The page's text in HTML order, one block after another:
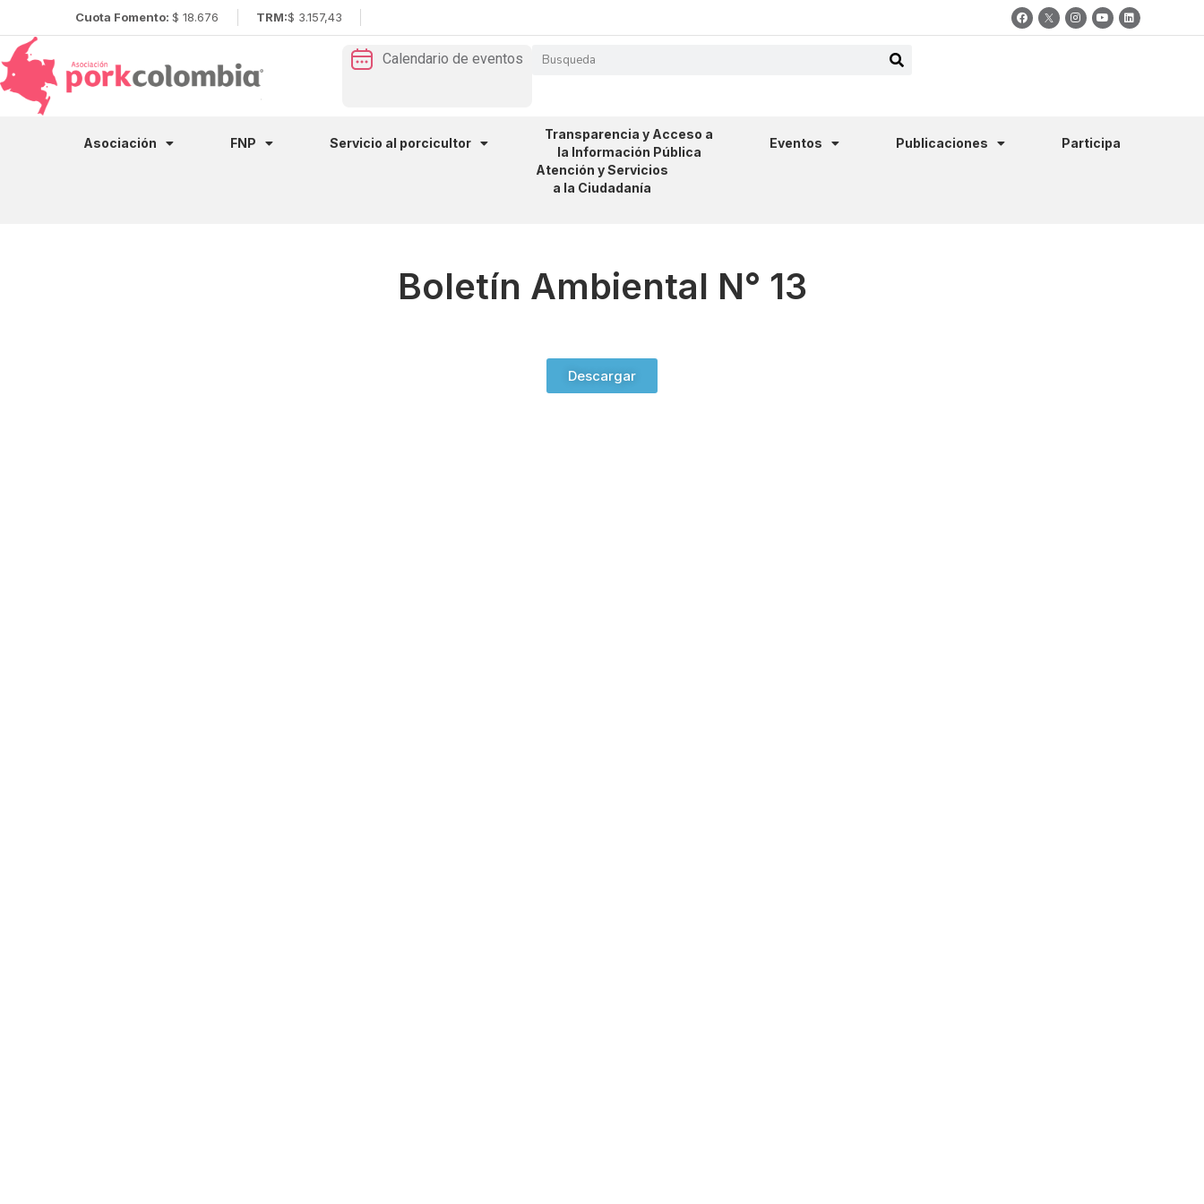
Cuota Fomento: $ 18.676 TRM:$ 3.157,43
Calendario de eventos
Asociación FNP Servicio al porcicultor
Transparencia y Acceso a
la Información Pública
Eventos Publicaciones
Participa
Atención y Servicios
a la Ciudadanía
Boletín Ambiental N° 13
Descargar